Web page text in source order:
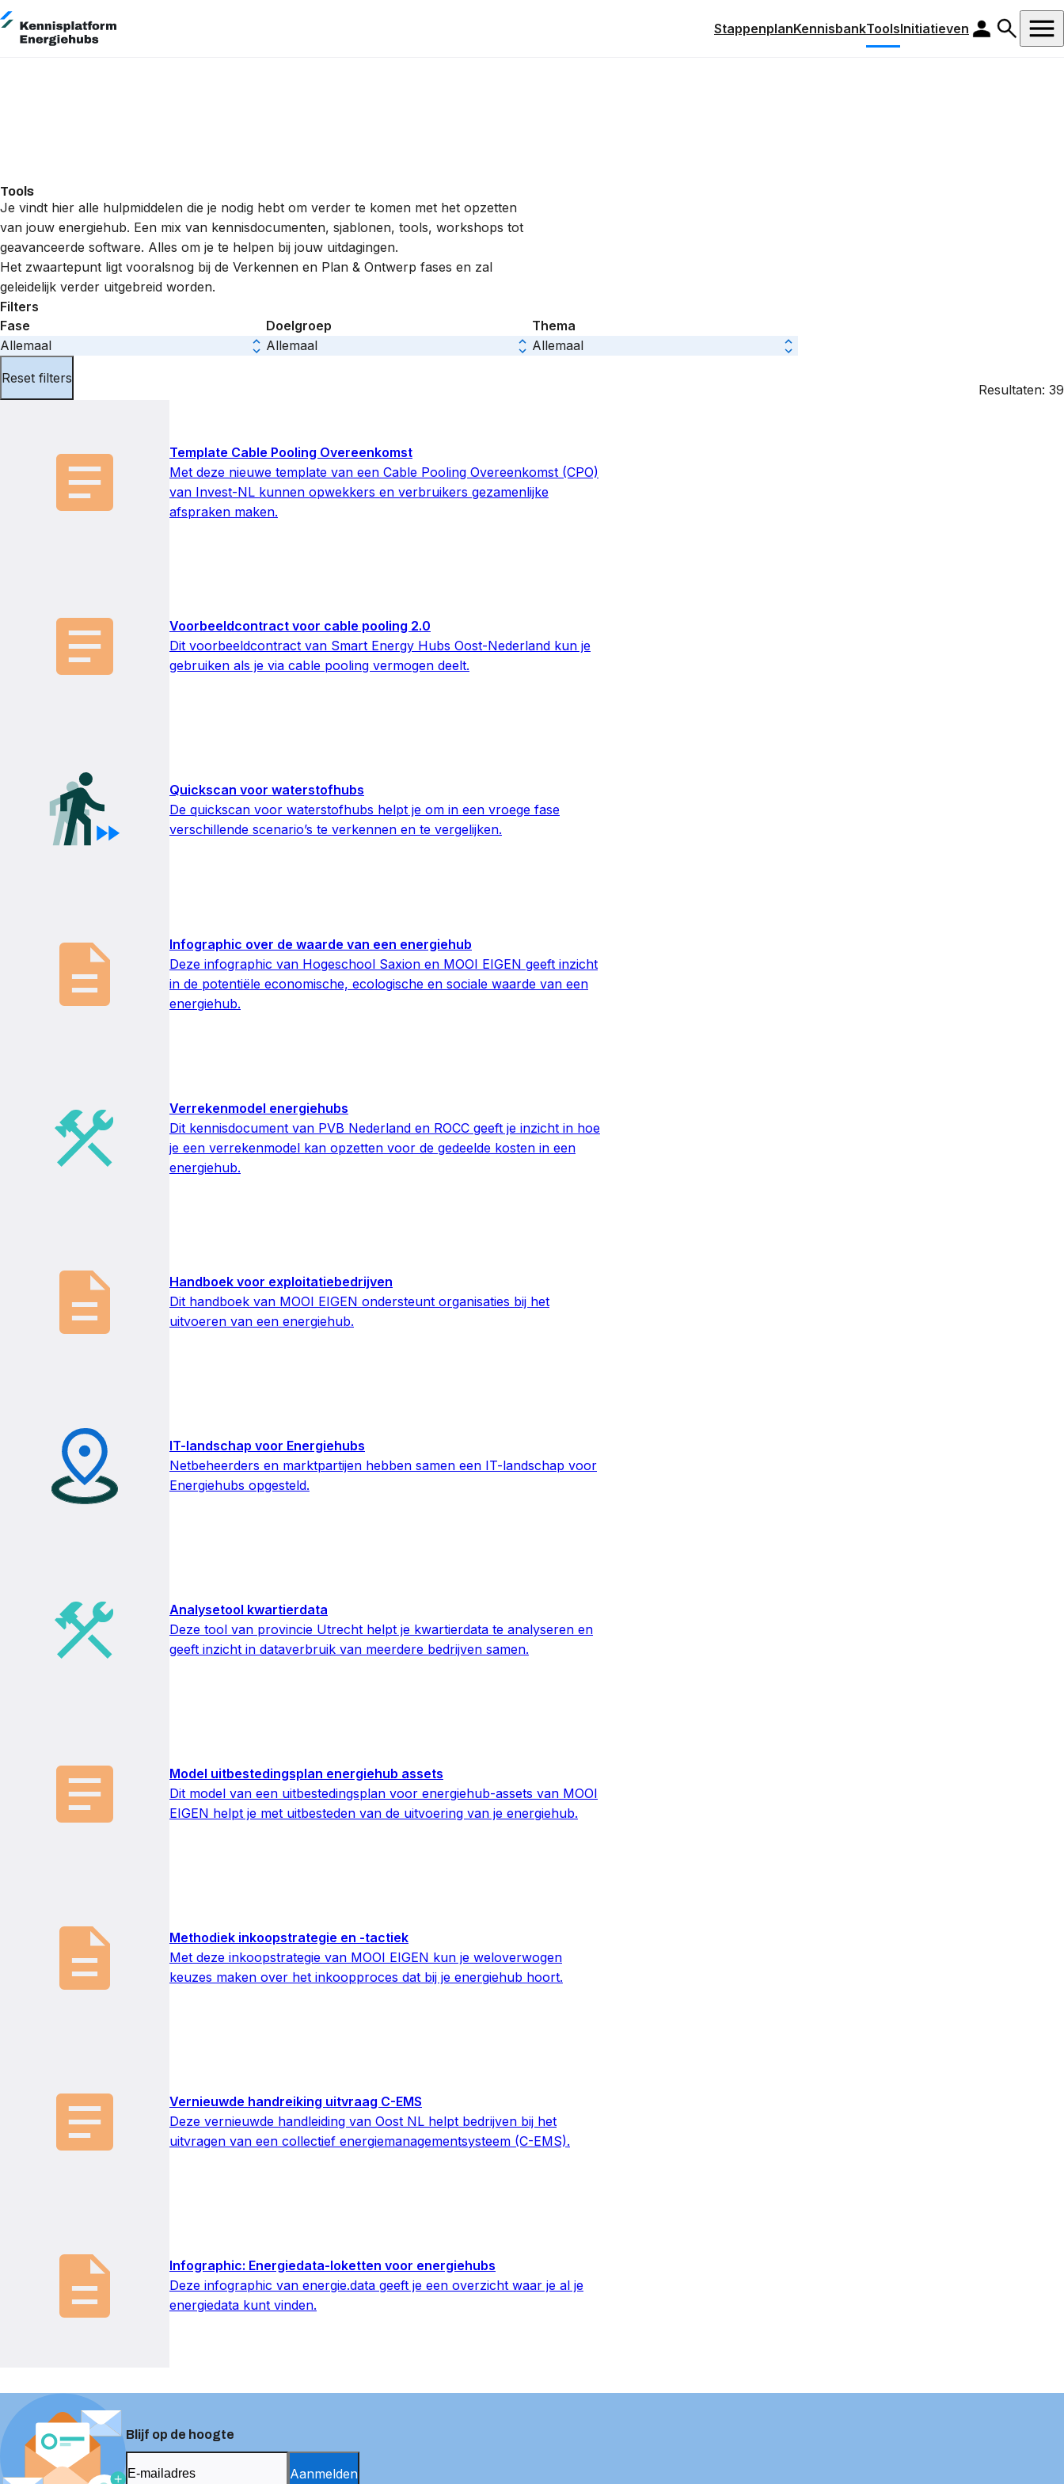
StappenplanKennisbankToolsInitiatieven
Tools
Je vindt hier alle hulpmiddelen die je nodig hebt om verder te komen met het opzetten
van jouw energiehub. Een mix van kennisdocumenten, sjablonen, tools, workshops tot
geavanceerde software. Alles om je te helpen bij jouw uitdagingen.
Het zwaartepunt ligt vooralsnog bij de Verkennen en Plan & Ontwerp fases en zal
geleidelijk verder uitgebreid worden.
Filters
Fase
Allemaal
Doelgroep
Allemaal
Thema
Allemaal
Reset filters
Resultaten: 39
Template Cable Pooling Overeenkomst
Met deze nieuwe template van een Cable Pooling Overeenkomst (CPO)
van Invest-NL kunnen opwekkers en verbruikers gezamenlijke
afspraken maken.
Voorbeeldcontract voor cable pooling 2.0
Dit voorbeeldcontract van Smart Energy Hubs Oost-Nederland kun je
gebruiken als je via cable pooling vermogen deelt.
Quickscan voor waterstofhubs
De quickscan voor waterstofhubs helpt je om in een vroege fase
verschillende scenario’s te verkennen en te vergelijken.
Infographic over de waarde van een energiehub
Deze infographic van Hogeschool Saxion en MOOI EIGEN geeft inzicht
in de potentiële economische, ecologische en sociale waarde van een
energiehub.
Verrekenmodel energiehubs
Dit kennisdocument van PVB Nederland en ROCC geeft je inzicht in hoe
je een verrekenmodel kan opzetten voor de gedeelde kosten in een
energiehub.
Handboek voor exploitatiebedrijven
Dit handboek van MOOI EIGEN ondersteunt organisaties bij het
uitvoeren van een energiehub.
IT-landschap voor Energiehubs
Netbeheerders en marktpartijen hebben samen een IT-landschap voor
Energiehubs opgesteld.
Analysetool kwartierdata
Deze tool van provincie Utrecht helpt je kwartierdata te analyseren en
geeft inzicht in dataverbruik van meerdere bedrijven samen.
Model uitbestedingsplan energiehub assets
Dit model van een uitbestedingsplan voor energiehub-assets van MOOI
EIGEN helpt je met uitbesteden van de uitvoering van je energiehub.
Methodiek inkoopstrategie en -tactiek
Met deze inkoopstrategie van MOOI EIGEN kun je weloverwogen
keuzes maken over het inkoopproces dat bij je energiehub hoort.
Vernieuwde handreiking uitvraag C-EMS
Deze vernieuwde handleiding van Oost NL helpt bedrijven bij het
uitvragen van een collectief energiemanagementsysteem (C-EMS).
Infographic: Energiedata-loketten voor energiehubs
Deze infographic van energie.data geeft je een overzicht waar je al je
energiedata kunt vinden.
Blijf op de hoogte
Aanmelden